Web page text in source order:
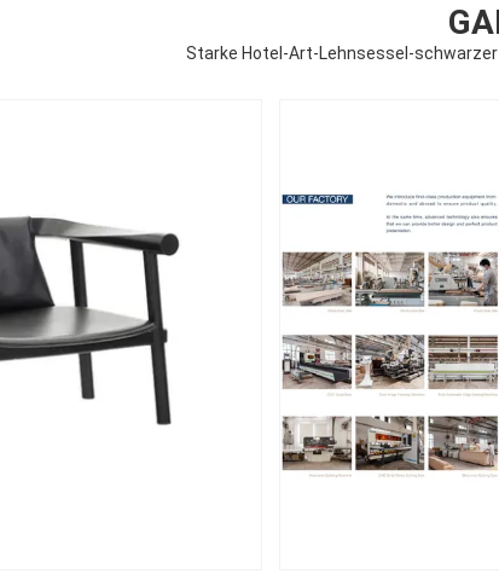
Starke Hotel-Art-Lehnsessel-